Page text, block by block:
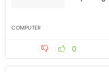
COMPUTER
0